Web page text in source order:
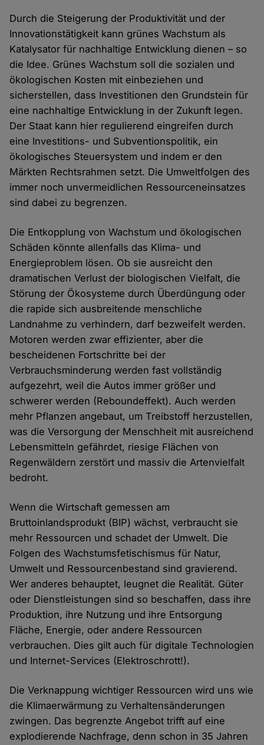
Durch die Steigerung der Produktivität und der
Innovationstätigkeit kann grünes Wachstum als
Katalysator für nachhaltige Entwicklung dienen – so
die Idee. Grünes Wachstum soll die sozialen und
ökologischen Kosten mit einbeziehen und
sicherstellen, dass Investitionen den Grundstein für
eine nachhaltige Entwicklung in der Zukunft legen.
Der Staat kann hier regulierend eingreifen durch
eine Investitions- und Subventionspolitik, ein
ökologisches Steuersystem und indem er den
Märkten Rechtsrahmen setzt. Die Umweltfolgen des
immer noch unvermeidlichen Ressourceneinsatzes
sind dabei zu begrenzen.
Die Entkopplung von Wachstum und ökologischen
Schäden könnte allenfalls das Klima- und
Energieproblem lösen. Ob sie ausreicht den
dramatischen Verlust der biologischen Vielfalt, die
Störung der Ökosysteme durch Überdüngung oder
die rapide sich ausbreitende menschliche
Landnahme zu verhindern, darf bezweifelt werden.
Motoren werden zwar effizienter, aber die
bescheidenen Fortschritte bei der
Verbrauchsminderung werden fast vollständig
aufgezehrt, weil die Autos immer größer und
schwerer werden (Reboundeffekt). Auch werden
mehr Pflanzen angebaut, um Treibstoff herzustellen,
was die Versorgung der Menschheit mit ausreichend
Lebensmitteln gefährdet, riesige Flächen von
Regenwäldern zerstört und massiv die Artenvielfalt
bedroht.
Wenn die Wirtschaft gemessen am
Bruttoinlandsprodukt (BIP) wächst, verbraucht sie
mehr Ressourcen und schadet der Umwelt. Die
Folgen des Wachstumsfetischismus für Natur,
Umwelt und Ressourcenbestand sind gravierend.
Wer anderes behauptet, leugnet die Realität. Güter
oder Dienstleistungen sind so beschaffen, dass ihre
Produktion, ihre Nutzung und ihre Entsorgung
Fläche, Energie, oder andere Ressourcen
verbrauchen. Dies gilt auch für digitale Technologien
und Internet-Services (Elektroschrott!).
Die Verknappung wichtiger Ressourcen wird uns wie
die Klimaerwärmung zu Verhaltensänderungen
zwingen. Das begrenzte Angebot trifft auf eine
explodierende Nachfrage, denn schon in 35 Jahren